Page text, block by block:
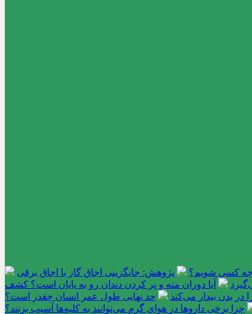
چه کسی شویم؟
پژوهش: جایگزینی اجاق گاز با اجاق برقی
آیا دوران مته و پر کردن دندان رو به پایان است؟ کشف
بدن بیدار می‌کند
حد نهایی طول عمر انسان چقدر است؟
چرا برخی داروها در هوای گرم می‌توانند به کلیه‌ها آسیب بزنند؟